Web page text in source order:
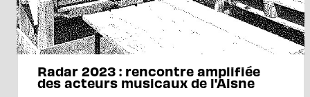
Radar 2023 : rencontre amplifiée
des acteurs musicaux de l'Aisne